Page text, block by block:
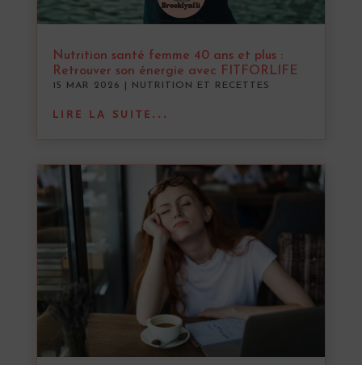
Nutrition santé femme 40 ans et plus :
Retrouver son énergie avec FITFORLIFE
15 MAR 2026 NUTRITION ET RECETTES
LIRE LA SUITE...